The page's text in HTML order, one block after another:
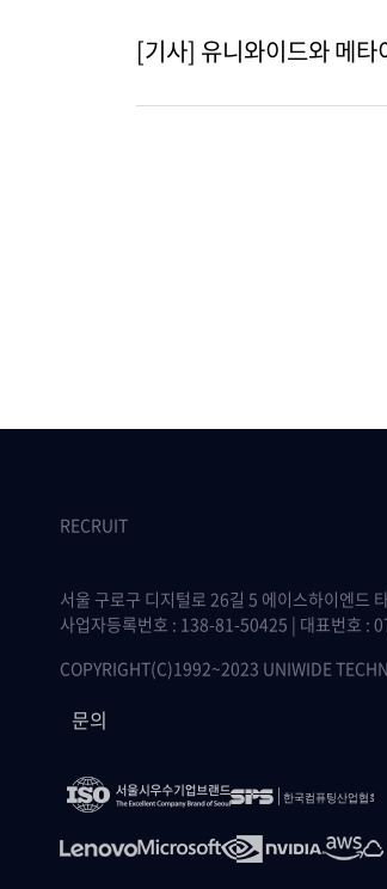
[기사] 유니와이드와 메
RECRUIT
서울 구로구 디지털로 26길 5 에이스하이엔드
사업자등록번호 : 138-81-50425 | 대표번호 :
COPYRIGHT(C)1992~2023 UNIWIDE
문의